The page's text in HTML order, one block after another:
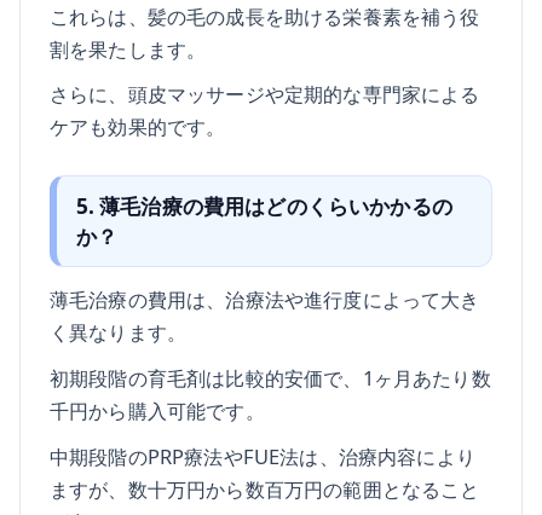
これらは、髪の毛の成長を助ける栄養素を補う役
割を果たします。
さらに、頭皮マッサージや定期的な専門家による
ケアも効果的です。
5. 薄毛治療の費用はどのくらいかかるの
か？
薄毛治療の費用は、治療法や進行度によって大き
く異なります。
初期段階の育毛剤は比較的安価で、1ヶ月あたり数
千円から購入可能です。
中期段階のPRP療法やFUE法は、治療内容により
ますが、数十万円から数百万円の範囲となること